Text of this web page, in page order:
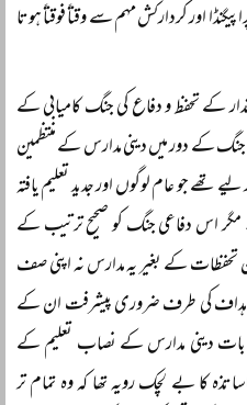
اور کردارکش مہم سے وقتاً فوقتاً ہوتا
کے تحفظ و دفاع کی جنگ کامیابی کے
کے دور میں دینی مدارس کے منتظمین
جو عام لوگوں اور جدید تعلیم یافتہ
مگر اس دفاعی جنگ کو صحیح ترتیب کے
کے بغیر یہ مدارس نہ اپنی صف
اہداف کی طرف ضروری پیشرفت ان کے
بات دینی مدارس کے نصاب تعلیم کے
کا بے لچک رویہ تھا کہ وہ تمام تر